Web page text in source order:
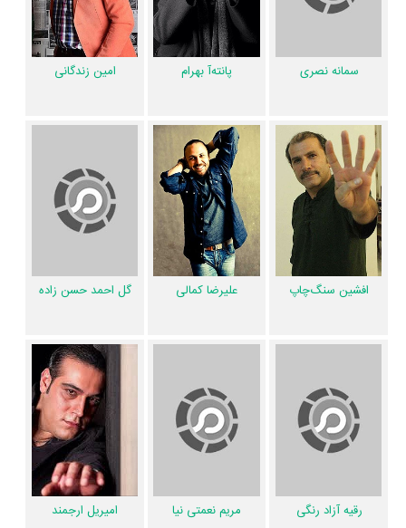
رقیه آزاد رنگی، مریم نعمتی نیا،امیر‌یل ارجمند
سیامک
حلمیوغلامرضا اصانلورا در این اثر تجربه کرده است. در میان بازیگران بچه‌ای
با جوراب قرمز نیز 10 همکاریِ اول رخ داده، به‌عبارت دیگر در این فیلم میان هر
اولین‌مرتبه در بچه‌ای با جوراب قرمز رخ داده است. مانند:
بهرام،پانته‌آ بهراموامین زندگانی،پانته‌آ بهرامو افشین سنگ‌چاپ،پانته‌آ بهرام
وعلیرضا کمالی،پانته‌آ بهرام وگل احمد حسن زاده
عوامل فیلم بچه‌ای با جوراب قرمز
اگر از تصویربرداری فیلم بچه‌ای با جوراب قرمز خوشتان آمده و یا دوستش
انجام داده است. اگر صدای بچه‌ای با جوراب
قرمز به‌گوشتان نشسته و یا از آن ناراضی هستید، شما را با صدابردار فیلم بچه‌ای
با جوراب قرمز یعنی
آرش برومند
آشنا می‌کنیم. در مجموع بیش از 15 نفر در
تولید فیلم بچه‌ای با جوراب قرمز نقش داشته‌اند و هر یک از آنها درمنظومیک
اطلاعات فیلم بچه‌ای با جوراب قرمز
سمانه نصری پانته‌آ بهرام امین زندگانی
افشین سنگ‌چاپ علیرضا کمالی گل احمد حسن زاده
رقیه آزاد رنگی مریم نعمتی نیا امیر‌یل ارجمند